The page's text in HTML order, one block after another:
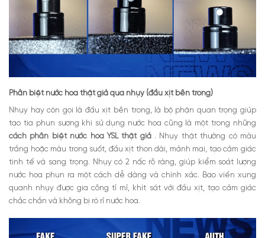
Phân biệt nước hoa thật giả qua nhụy (đầu xịt bên trong)
Nhụy hay còn gọi là đầu xịt bên trong, là bộ phận quan trọng giúp
tạo tia phun sương khi sử dụng nước hoa cũng là một trong những
cách phân biệt nước hoa YSL thật giả. Nhụy thật thường có màu
trắng hoặc màu trong suốt, đầu xịt thon dài, mảnh mai, tạo cảm giác
tinh tế và sang trọng. Nhụy có 2 nấc rõ ràng, giúp kiểm soát lượng
nước hoa phun ra một cách dễ dàng và chính xác. Bao viền xung
quanh nhụy được gia công tỉ mỉ, khít sát với đầu xịt, tạo cảm giác
chắc chắn và không bị rò rỉ nước hoa.